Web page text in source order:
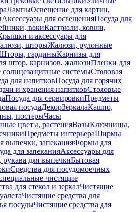
ЛампыОсвещение для картин,
Аксессуары для освещенияПосуда для
вокиКастрюли, ковши,
и аксессуары для
шторыЖалюзи, рулонные
гардиныКарнизы для
штор, карнизов, жалюзиПленки для
системыСтоловая
для напитковПосуда для горячих
и хранения напитковСтоловые
Посуда для сервировкиПредметы
посудаДекорЗеркалаКашпо,
постерыЧасы
цветы, растенияВазыКлючницы,
Предметы интерьераШирмы
выпечки, запеканияФормы для
для запеканияАксессуары для
рукава для выпечкиБытовая
Средства для посудомоечных
чистящие
для стекол и зеркалЧистящие
Чистящие средства для
посудыЧистящие средства для